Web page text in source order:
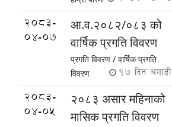
2083-
04-07
आ.व.२०८२/०८३ को
वार्षिक प्रगति विवरण
प्रगति विवरण / वार्षिक प्रगति
विवरण
17 दिन अगाडी
2083-
04-05
२०८३ असार महिनाको
मासिक प्रगति विवरण